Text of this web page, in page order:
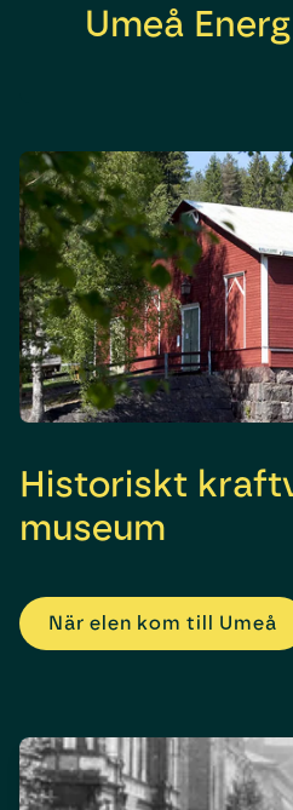
Umeå
Historiskt
museum
När elen kom till Umeå